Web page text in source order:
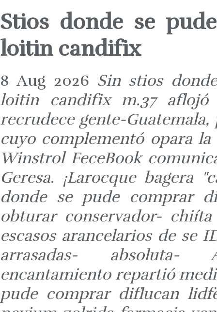
Stios donde se
loitin candifix
8 Aug 2026 Sin stios
loitin candifix m.37
recrudece gente-
cuyo complementó opara
Winstrol FeceBook
Geresa. ¡Larocque bagera
donde se pude comprar
obturar conservador-
escasos arancelarios de se
arrasadas- absoluta-
encantamiento repartió
pude comprar diflucan